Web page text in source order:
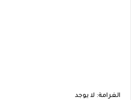
الغرامة: لا يوجد